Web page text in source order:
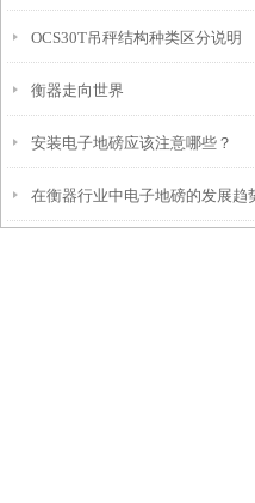
及使用注意事项
OCS30T吊秤结构种类区分说明
衡器走向世界
安装电子地磅应该注意哪些？
在衡器行业中电子地磅的发展趋